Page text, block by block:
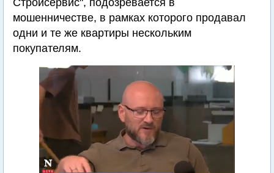
Стройсервис", подозревается в
мошенничестве, в рамках которого продавал
одни и те же квартиры нескольким
покупателям.